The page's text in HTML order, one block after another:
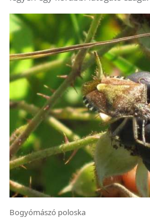
Bogyómászó poloska